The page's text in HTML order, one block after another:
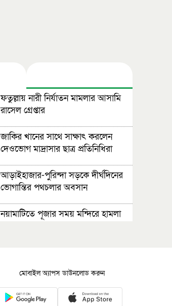
ফতুল্লায় নারী নির্যাতন মামলার আসামি
রাসেল গ্রেপ্তার
জাকির খানের সাথে সাক্ষাৎ করলেন
দেওভোগ মাদ্রাসার ছাত্র প্রতিনিধিরা
আড়াইহাজার-পুরিন্দা সড়কে দীর্ঘদিনের
ভোগান্তির পথচলার অবসান
নয়ামাটিতে পূজার সময় মন্দিরে হামলা
রূপগঞ্জে স্বাস্থ্য কমপ্লেক্সে দুই শতাধিক
কর্মকর্তা-কর্মচারীর বেতন বন্ধ
মোবাইল অ্যাপস ডাউনলোড করুন